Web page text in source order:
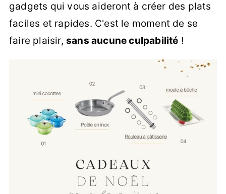
gadgets qui vous aideront à créer des plats
faciles et rapides. C'est le moment de se
faire plaisir, sans aucune culpabilité !